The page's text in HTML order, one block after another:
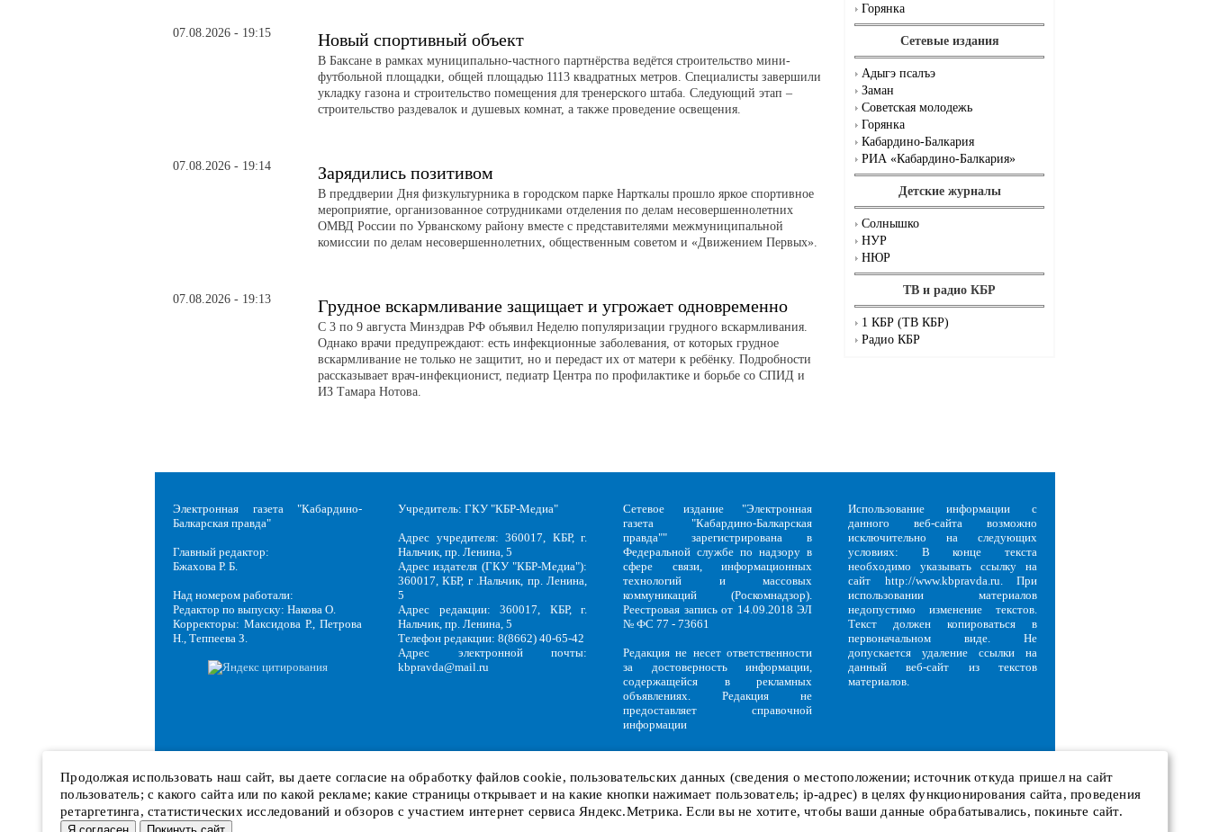
Горянка
Сетевые издания
Адыгэ псалъэ
Заман
Советская молодежь
Горянка
Кабардино-Балкария
РИА «Кабардино-Балкария»
Детские журналы
Солнышко
НУР
НЮР
ТВ и радио КБР
1 КБР (ТВ КБР)
Радио КБР
07.08.2026 - 19:15 Новый спортивный объект
В Баксане в рамках муниципально-частного партнёрства ведётся строительство мини-
футбольной площадки, общей площадью 1113 квадратных метров. Специалисты завершили
укладку газона и строительство помещения для тренерского штаба. Следующий этап –
строительство раздевалок и душевых комнат, а также проведение освещения.
07.08.2026 - 19:14 Зарядились позитивом
В преддверии Дня физкультурника в городском парке Нарткалы прошло яркое спортивное
мероприятие, организованное сотрудниками отделения по делам несовершеннолетних
ОМВД России по Урванскому району вместе с представителями межмуниципальной
комиссии по делам несовершеннолетних, общественным советом и «Движением Первых».
07.08.2026 - 19:13 Грудное вскармливание защищает и угрожает одновременно
С 3 по 9 августа Минздрав РФ объявил Неделю популяризации грудного вскармливания.
Однако врачи предупреждают: есть инфекционные заболевания, от которых грудное
вскармливание не только не защитит, но и передаст их от матери к ребёнку. Подробности
рассказывает врач-инфекционист, педиатр Центра по профилактике и борьбе со СПИД и
ИЗ Тамара Нотова.
Электронная газета "Кабардино-
Балкарская правда"
Главный редактор:
Бжахова Р. Б.
Над номером работали:
Редактор по выпуску: Накова О.
Корректоры: Максидова Р., Петрова
Н., Теппеева З.
Учредитель: ГКУ "КБР-Медиа"
Адрес учредителя: 360017, КБР, г.
Нальчик, пр. Ленина, 5
Адрес издателя (ГКУ "КБР-Медиа"):
360017, КБР, г .Нальчик, пр. Ленина,
5
Адрес редакции: 360017, КБР, г.
Нальчик, пр. Ленина, 5
Телефон редакции: 8(8662) 40-65-42
Адрес электронной почты:
kbpravda@mail.ru
Сетевое издание "Электронная
газета "Кабардино-Балкарская
правда"" зарегистрирована в
Федеральной службе по надзору в
сфере связи, информационных
технологий и массовых
коммуникаций (Роскомнадзор).
Реестровая запись от 14.09.2018 ЭЛ
№ ФС 77 - 73661
Редакция не несет ответственности
за достоверность информации,
содержащейся в рекламных
объявлениях. Редакция не
предоставляет справочной
информации
Использование информации с
данного веб-сайта возможно
исключительно на следующих
условиях: В конце текста
необходимо указывать ссылку на
сайт http://www.kbpravda.ru. При
использовании материалов
недопустимо изменение текстов.
Текст должен копироваться в
первоначальном виде. Не
допускается удаление ссылки на
данный веб-сайт из текстов
материалов.
Политика обработки персональных данныхиПолитика конфиденциальности
KBPCopyright © 2018-2026.
Продолжая использовать наш сайт, вы даете согласие на обработку файловcookie, пользовательских данных (сведения о местоположении; источник откуда пришел на сайт
пользователь; с какого сайта или по какой рекламе; какие страницы открывает и на какие кнопки нажимает пользователь; ip-адрес) в целях функционирования сайта, проведения
ретаргетинга, статистических исследований и обзоров с участием интернет сервиса Яндекс.Метрика. Если вы не хотите, чтобы ваши данные обрабатывались, покиньте сайт.